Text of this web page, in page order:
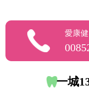
愛康
一城